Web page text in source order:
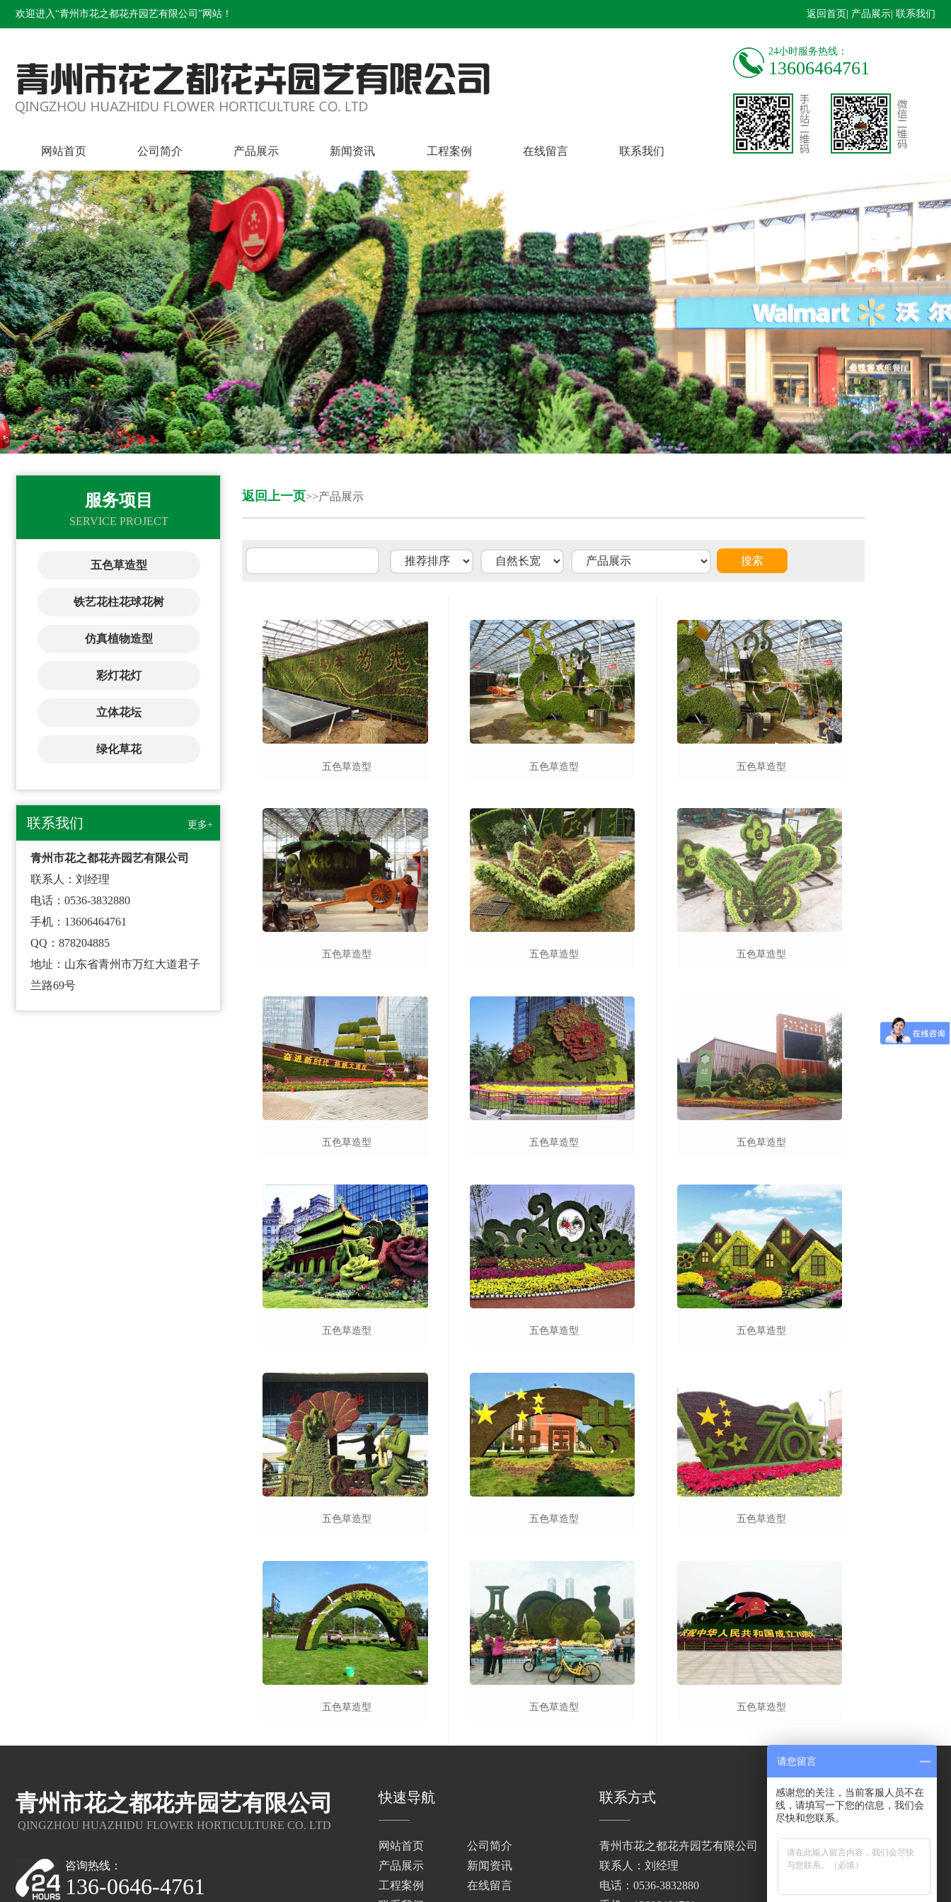
欢迎进入“青州市花之都花卉园艺有限公司”网站！ 返回首页 | 产品展示 | 联系我们
网站首页 公司简介 产品展示 新闻资讯 工程案例 在线留言 联系我们
24小时服务热线：
13606464761
服务项目
SERVICE PROJECT
五色草造型
铁艺花柱花球花树
仿真植物造型
彩灯花灯
立体花坛
绿化草花
联系我们 更多+
青州市花之都花卉园艺有限公司
联系人：刘经理
电话：0536-3832880
手机：13606464761
QQ：878204885
地址：山东省青州市万红大道君子
兰路69号
返回上一页>>产品展示
五色草造型
五色草造型
五色草造型
五色草造型
五色草造型
五色草造型
五色草造型
五色草造型
五色草造型
五色草造型
五色草造型
五色草造型
五色草造型
五色草造型
五色草造型
五色草造型
五色草造型
五色草造型
青州市花之都花卉园艺有限公司
QINGZHOU HUAZHIDU FLOWER HORTICULTURE CO. LTD
咨询热线：
136-0646-4761
快速导航
网站首页
公司简介
产品展示
新闻资讯
工程案例
在线留言
联系方式
青州市花之都花卉园艺有限公司
联系人：刘经理
电话：0536-3832880
手机站二维码
请您留言
感谢您的关注，当前客服人员不在
线，请填写一下您的信息，我们会
尽快和您联系。